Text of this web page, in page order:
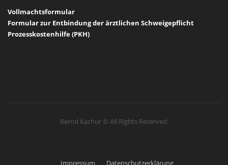
Vollmachtsformular
Formular zur Entbindung der ärztlichen Schweigepflicht
Prozesskostenhilfe (PKH)
Bernd Kachur © All Rights Reserved.
Impressum Datenschutzerklärung